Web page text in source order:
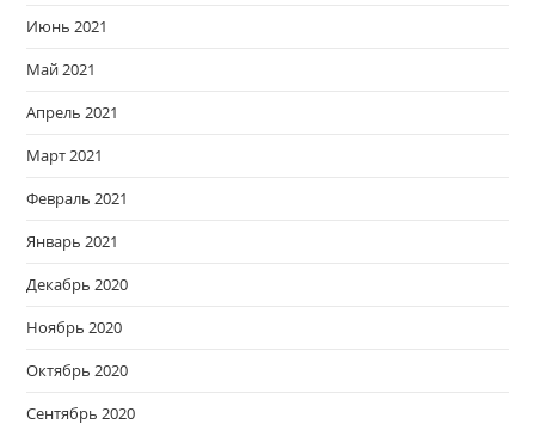
Июнь 2021
Май 2021
Апрель 2021
Март 2021
Февраль 2021
Январь 2021
Декабрь 2020
Ноябрь 2020
Октябрь 2020
Сентябрь 2020